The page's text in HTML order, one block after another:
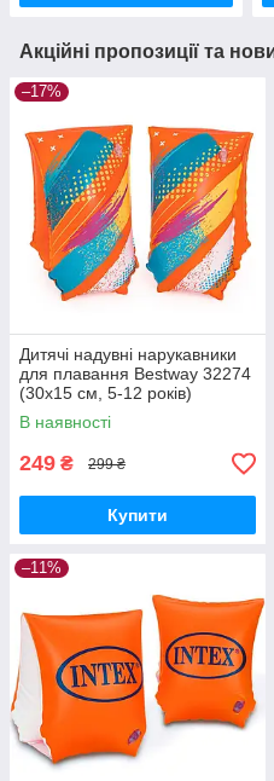
Акційні пропозиції та
–17%
Дитячі надувні нарукавники
для плавання Bestway 32274
(30х15 см, 5-12 років)
В наявності
249 ₴ 299 ₴
Купити
–11%